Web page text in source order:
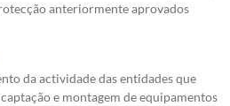
anteriormente aprovados
da actividade das entidades que
e montagem de equipamentos